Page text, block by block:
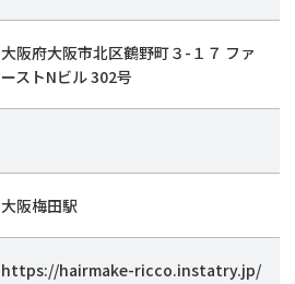
大阪府大阪市北区鶴野町３-１７ ファ
ーストNビル 302号
大阪梅田駅
https://hairmake-ricco.instatry.jp/